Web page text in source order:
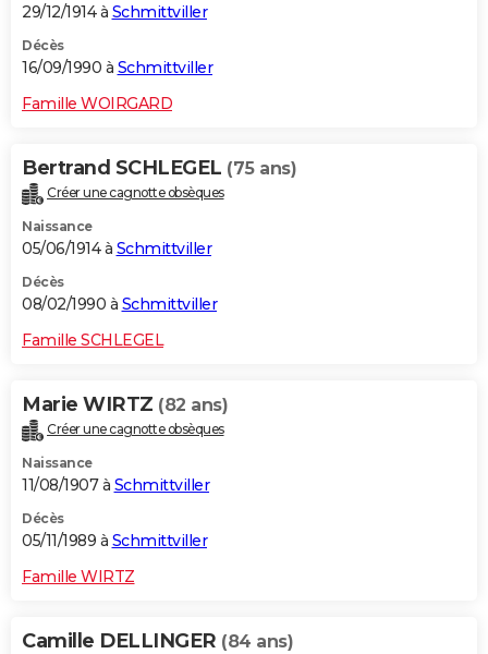
29/12/1914 à Schmittviller
Décès
16/09/1990 à Schmittviller
Famille WOIRGARD
Bertrand SCHLEGEL (75 ans)
Créer une cagnotte obsèques
Naissance
05/06/1914 à Schmittviller
Décès
08/02/1990 à Schmittviller
Famille SCHLEGEL
Marie WIRTZ (82 ans)
Créer une cagnotte obsèques
Naissance
11/08/1907 à Schmittviller
Décès
05/11/1989 à Schmittviller
Famille WIRTZ
Camille DELLINGER (84 ans)